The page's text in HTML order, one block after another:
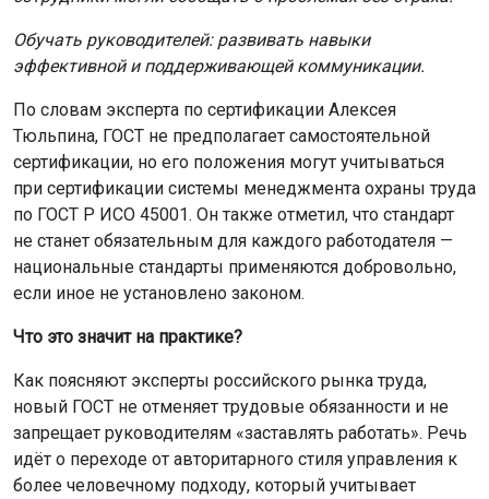
Обучать руководителей: развивать навыки
эффективной и поддерживающей коммуникации.
По словам эксперта по сертификации Алексея
Тюльпина, ГОСТ не предполагает самостоятельной
сертификации, но его положения могут учитываться
при сертификации системы менеджмента охраны труда
по ГОСТ Р ИСО 45001. Он также отметил, что стандарт
не станет обязательным для каждого работодателя —
национальные стандарты применяются добровольно,
если иное не установлено законом.
Что это значит на практике?
Как поясняют эксперты российского рынка труда,
новый ГОСТ не отменяет трудовые обязанности и не
запрещает руководителям «заставлять работать». Речь
идёт о переходе от авторитарного стиля управления к
более человечному подходу, который учитывает